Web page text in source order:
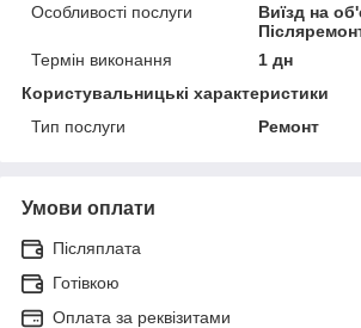
Особливості послуги
Виїзд на
Термін виконання
1 дн
Користувальницькі характеристики
Тип послуги
Ремонт
Умови оплати
Післяплата
Готівкою
Оплата за реквізитами